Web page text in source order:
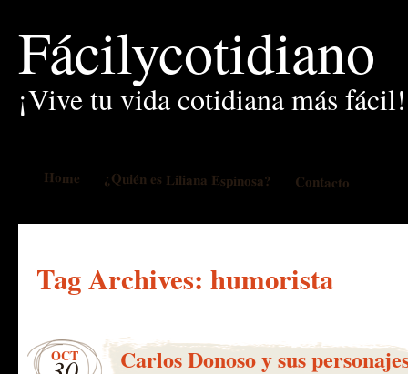
Fácilycotidiano
¡Vive tu vida cotidiana más fácil!
Home ¿Quién es Liliana Espinosa? Contacto
Tag Archives: humorista
OCT Carlos Donoso y sus